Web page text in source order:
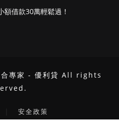
借款30萬輕鬆過！
專家 - 優利貸 All rights
安全政策